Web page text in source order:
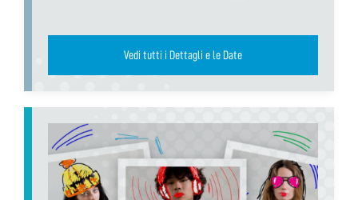
Vedi tutti i Dettagli e le Date